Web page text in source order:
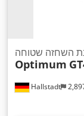
Hallstadt
השחזה שטוחה
Optimum